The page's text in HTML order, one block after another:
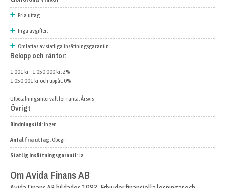
Fria uttag.
Inga avgifter.
Omfattas av statliga insättningsgarantin.
Belopp och räntor:
1 001 kr - 1 050 000 kr: 2%
1 050 001 kr och uppåt: 0%
Utbetalningsintervall för ränta: Årsvis
Övrigt
Bindningstid: Ingen
Antal fria uttag: Obegr.
Statlig insättningsgaranti:Ja
Om Avida Finans AB